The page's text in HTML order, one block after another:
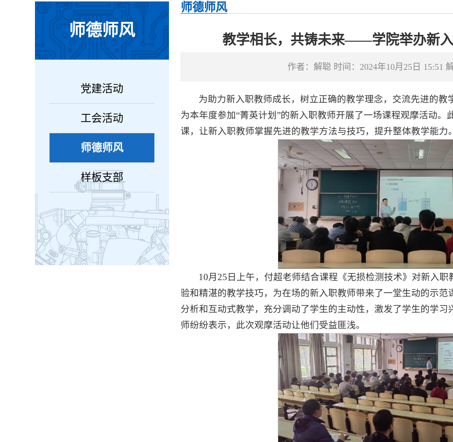
师德师风
党建活动
工会活动
师德师风
样板支部
师德师风
教学相长，共铸未来——学院举办新
作者：解聪 时间：2024年10月25日 15:51
为助力新入职教师成长，树立正确的教学理念，交流先进的
为本年度参加“菁英计划”的新入职教师开展了一场课程观摩活动。
课，让新入职教师掌握先进的教学方法与技巧，提升整体教学能力。
10月25日上午，付超老师结合课程《无损检测技术》对新入
验和精湛的教学技巧，为在场的新入职教师带来了一堂生动的示范
分析和互动式教学，充分调动了学生的主动性，激发了学生的学
师纷纷表示，此次观摩活动让他们受益匪浅。